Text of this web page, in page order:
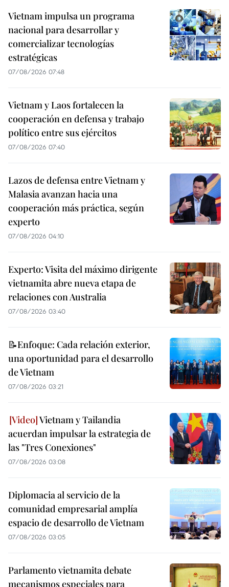
Vietnam impulsa un programa
nacional para desarrollar y
comercializar tecnologías
estratégicas
07/08/2026 07:48
Vietnam y Laos fortalecen la
cooperación en defensa y trabajo
político entre sus ejércitos
07/08/2026 07:40
Lazos de defensa entre Vietnam y
Malasia avanzan hacia una
cooperación más práctica, según
experto
07/08/2026 04:10
Experto: Visita del máximo dirigente
vietnamita abre nueva etapa de
relaciones con Australia
07/08/2026 03:40
📝Enfoque: Cada relación exterior,
una oportunidad para el desarrollo
de Vietnam
07/08/2026 03:21
Vietnam y Tailandia
acuerdan impulsar la estrategia de
las "Tres Conexiones"
07/08/2026 03:08
Diplomacia al servicio de la
comunidad empresarial amplía
espacio de desarrollo de Vietnam
07/08/2026 03:05
Parlamento vietnamita debate
mecanismos especiales para